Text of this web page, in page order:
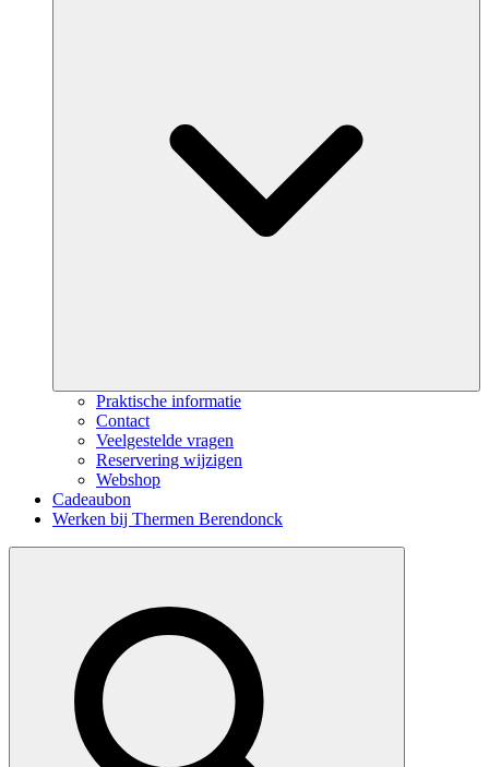
Praktische informatie
Contact
Veelgestelde vragen
Reservering wijzigen
Webshop
Cadeaubon
Werken bij Thermen Berendonck